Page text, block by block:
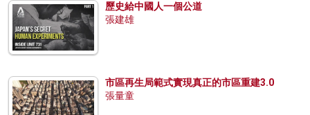
歷史給中國人一個公道
張建雄
市區再生局範式實現真正的市區重建3.0
張量童